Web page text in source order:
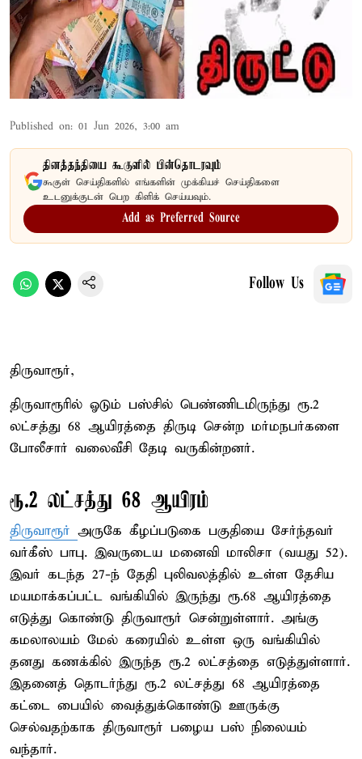
Published on: 01 Jun 2026, 3:00 am
தினத்தந்தியை கூகுளில் பின்தொடரவும்
கூகுள் செய்திகளில் எங்களின் முக்கியச் செய்திகளை
உடனுக்குடன் பெற கிளிக் செய்யவும்.
Add as Preferred Source
Follow Us
திருவாரூர்,
திருவாரூரில் ஓடும் பஸ்சில் பெண்ணிடமிருந்து ரூ.2
லட்சத்து 68 ஆயிரத்தை திருடி சென்ற மர்மநபர்களை
போலீசார் வலைவீசி தேடி வருகின்றனர்.
ரூ.2 லட்சத்து 68 ஆயிரம்
திருவாரூர் அருகே கீழப்படுகை பகுதியை சேர்ந்தவர்
வர்கீஸ் பாபு. இவருடைய மனைவி மாலிசா (வயது 52).
இவர் கடந்த 27-ந் தேதி புலிவலத்தில் உள்ள தேசிய
மயமாக்கப்பட்ட வங்கியில் இருந்து ரூ.68 ஆயிரத்தை
எடுத்து கொண்டு திருவாரூர் சென்றுள்ளார். அங்கு
கமலாலயம் மேல் கரையில் உள்ள ஒரு வங்கியில்
தனது கணக்கில் இருந்த ரூ.2 லட்சத்தை எடுத்துள்ளார்.
இதனைத் தொடர்ந்து ரூ.2 லட்சத்து 68 ஆயிரத்தை
கட்டை பையில் வைத்துக்கொண்டு ஊருக்கு
செல்வதற்காக திருவாரூர் பழைய பஸ் நிலையம்
வந்தார்.